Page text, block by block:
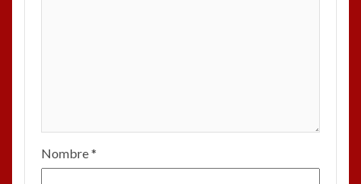
Nombre*